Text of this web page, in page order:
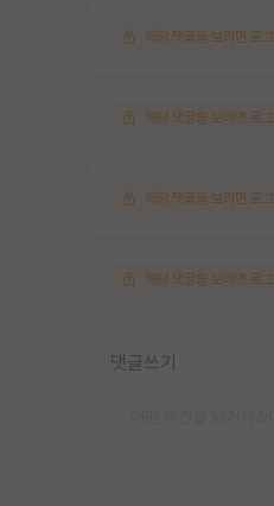
해당 댓글을 보려면 로
해당 댓글을 보려면 로
해당 댓글을 보려면 로
해당 댓글을 보려면 로
댓글쓰기